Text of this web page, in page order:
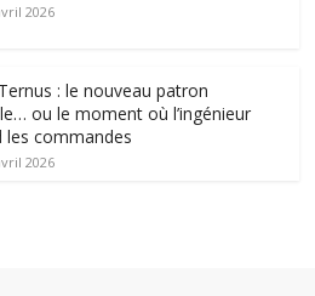
2026
: le nouveau patron
ou le moment où l’ingénieur
les commandes
2026